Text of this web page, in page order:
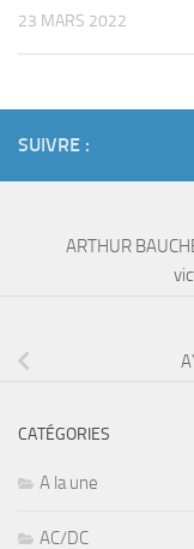
23 MARS 2022
SUIVRE :
ARTHUR
CATÉGORIES
A la une
AC/DC